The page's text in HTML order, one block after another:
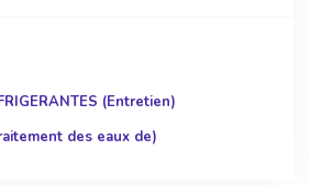
(Entretien)
des eaux de)